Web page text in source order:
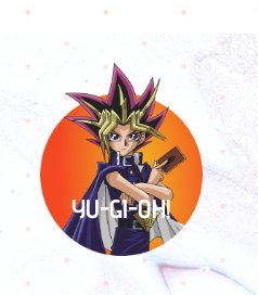
YU-GI-OH!